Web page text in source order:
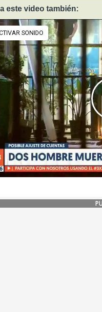
este video también: